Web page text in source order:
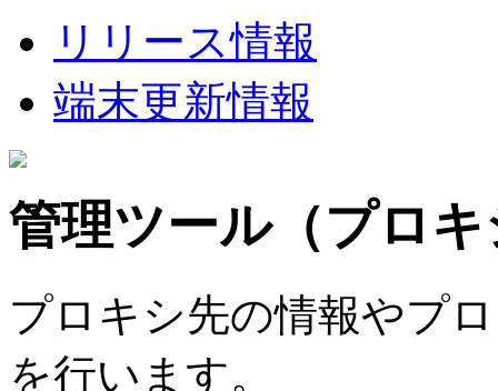
リリース情報
端末更新情報
管理ツール（プロキ
プロキシ先の情報やプ
を行います。